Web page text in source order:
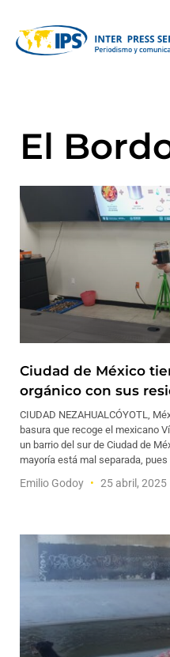
El
Ciudad de México
orgánico con sus
CIUDAD NEZAHUALCÓYOTL,
basura que recoge el mexicano
un barrio del sur de Ciudad de
mayoría está mal separada, pues
Emilio Godoy 25 abril, 2025